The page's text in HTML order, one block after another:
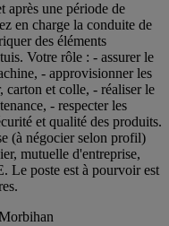
après une période de
en charge la conduite de
des éléments
Votre rôle : - assurer le
- approvisionner les
carton et colle, - réaliser le
- respecter les
et qualité des produits.
(à négocier selon profil)
mutuelle d'entreprise,
Le poste est à pourvoir est